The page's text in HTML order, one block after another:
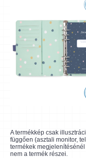
A termékkép csak
függően (asztali monitor,
termékek
nem a termék részei.